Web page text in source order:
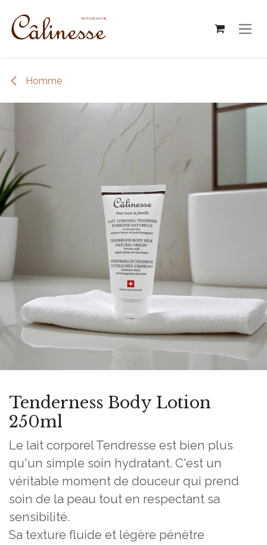
Homme
Tenderness Body Lotion
250ml
Le lait corporel Tendresse est bien plus
qu'un simple soin hydratant. C'est un
véritable moment de douceur qui prend
soin de la peau tout en respectant sa
sensibilité.
Sa texture fluide et légère pénètre